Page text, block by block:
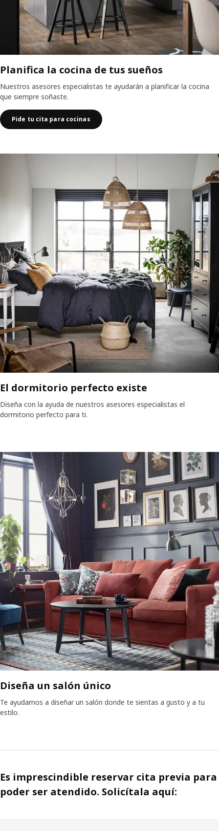
Planifica la cocina de tus sueños
Nuestros asesores especialistas te ayudarán a planificar la cocina
que siempre soñaste.
Pide tu cita para cocinas
El dormitorio perfecto existe
Diseña con la ayuda de nuestros asesores especialistas el
dormitorio perfecto para ti.
Diseña un salón único
Te ayudamos a diseñar un salón donde te sientas a gusto y a tu
estilo.
Es imprescindible reservar cita previa para
poder ser atendido. Solicítala aquí: